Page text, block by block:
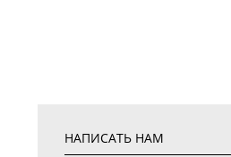
НАПИСАТЬ НАМ